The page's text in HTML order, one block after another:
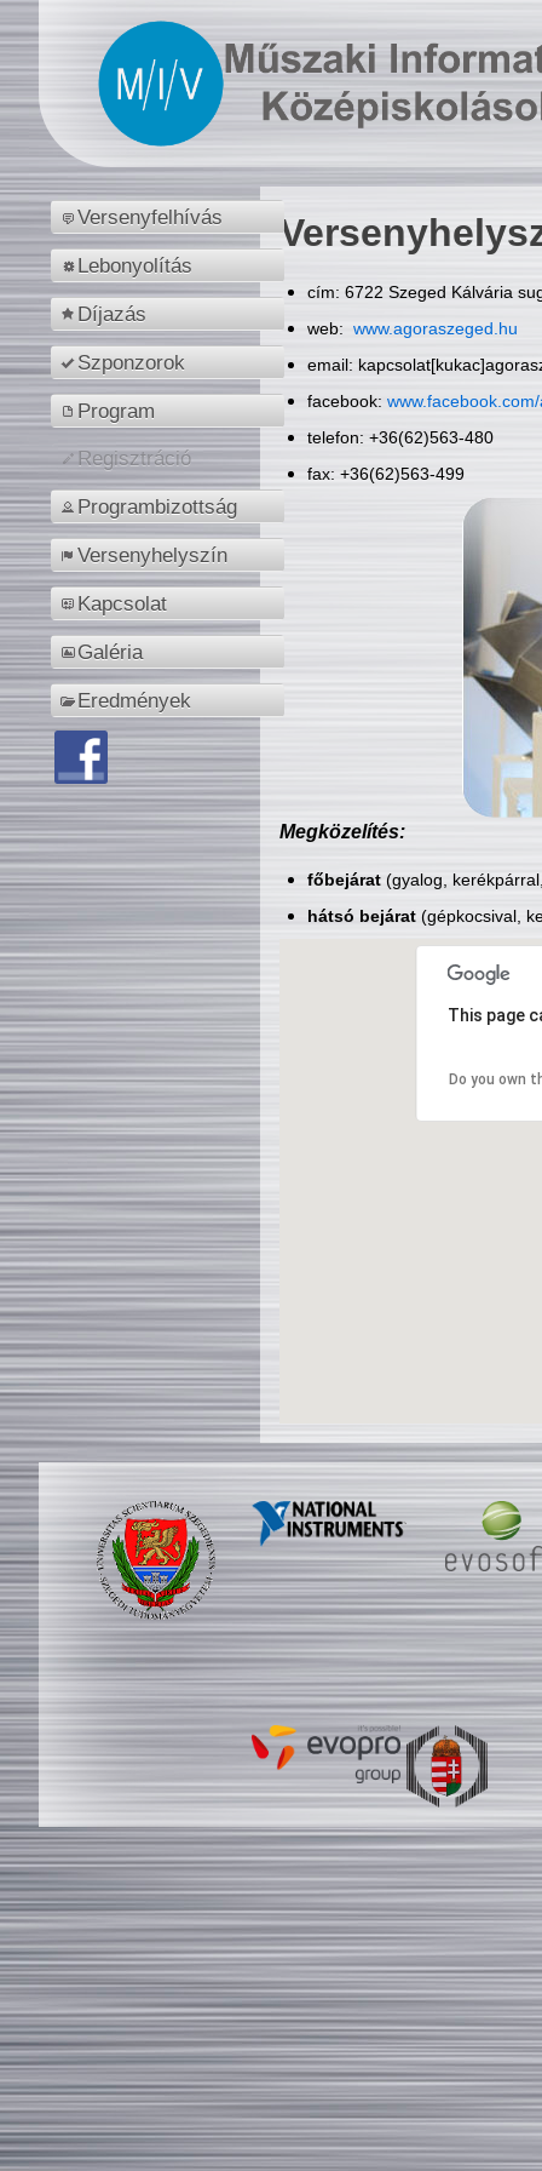
Versenyfelhívás
Lebonyolítás
Díjazás
Szponzorok
Program
Regisztráció
Programbizottság
Versenyhelyszín
Kapcsolat
Galéria
Eredmények
cím: 6722 Szeged Kálvária
web: www.agoraszeged.hu
email:
facebook:
telefon: +36(62)563-480
fax: +36(62)563-499
Megközelítés:
főbejárat(gyalog,
hátsó bejárat(gépkocsival,
This page
Do you own